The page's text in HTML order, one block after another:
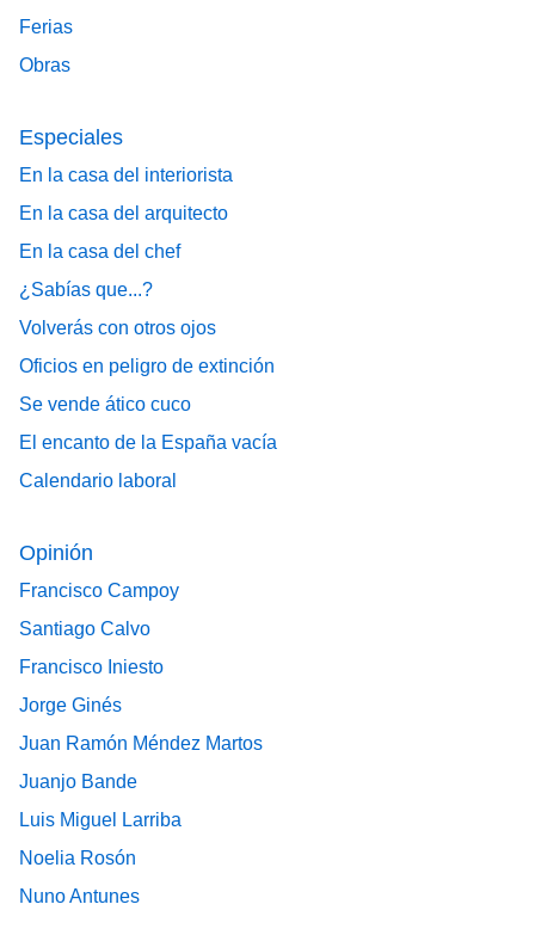
Ferias
Obras
Especiales
En la casa del interiorista
En la casa del arquitecto
En la casa del chef
¿Sabías que...?
Volverás con otros ojos
Oficios en peligro de extinción
Se vende ático cuco
El encanto de la España vacía
Calendario laboral
Opinión
Francisco Campoy
Santiago Calvo
Francisco Iniesto
Jorge Ginés
Juan Ramón Méndez Martos
Juanjo Bande
Luis Miguel Larriba
Noelia Rosón
Nuno Antunes